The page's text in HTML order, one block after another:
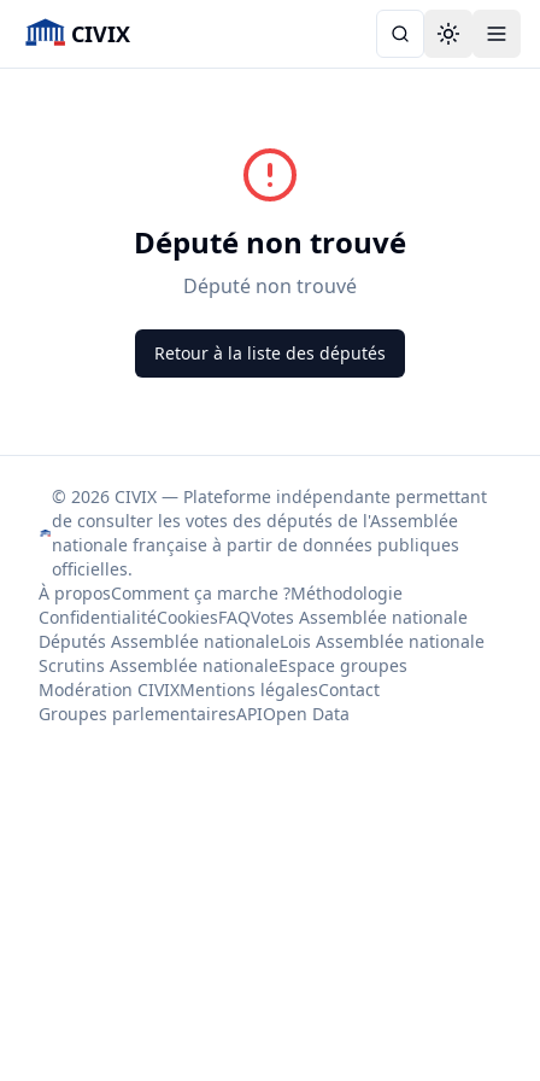
CIVIX Toggle
Député non trouvé
Député non trouvé
Retour à la liste des députés
© 2026 CIVIX — Plateforme indépendante permettant
de consulter les votes des députés de l'Assemblée
nationale française à partir de données publiques
officielles.
À proposComment ça marche ?Méthodologie
ConfidentialitéCookiesFAQVotes Assemblée nationale
Députés Assemblée nationaleLois Assemblée nationale
Scrutins Assemblée nationaleEspace groupes
Modération CIVIXMentions légalesContact
Groupes parlementairesAPIOpen Data